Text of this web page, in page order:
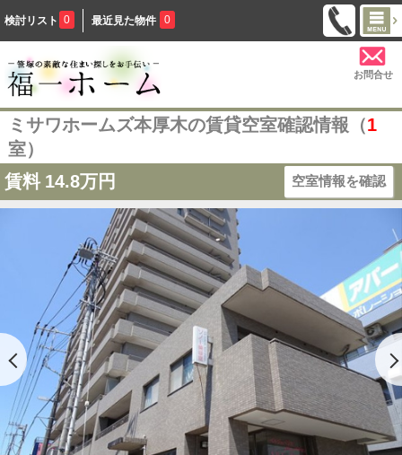
検討リスト 0 最近見た物件 0
お問合せ
ミサワホームズ本厚木の賃貸空室確認情報（1
室）
賃料 14.8万円 空室情報を確認